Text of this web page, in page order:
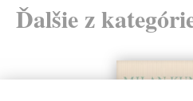
Ďalšie z